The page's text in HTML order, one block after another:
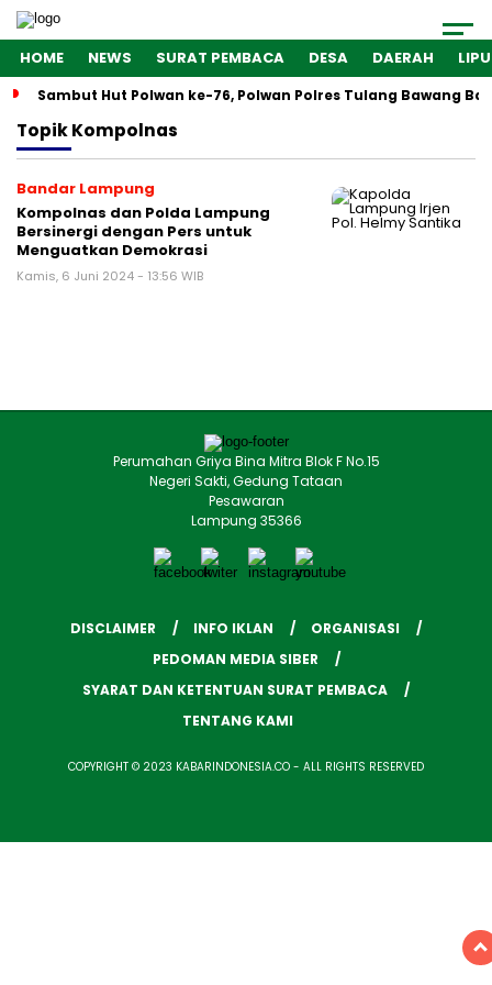
HOME NEWS SURAT PEMBACA DESA DAERAH
Sambut Hut Polwan ke-76, Polwan Polres Tulang Bawang
TopikKompolnas
Bandar Lampung
Kompolnas dan Polda Lampung
Bersinergi dengan Pers untuk
Menguatkan Demokrasi
Kamis, 6 Juni 2024 - 13:56 WIB
Perumahan Griya Bina Mitra Blok F No.15
Negeri Sakti, Gedung Tataan
Pesawaran
Lampung 35366
DISCLAIMER INFO IKLAN
ORGANISASI
PEDOMAN MEDIA SIBER
SYARAT DAN KETENTUAN SURAT PEMBACA
TENTANG KAMI
COPYRIGHT © 2023 KABARINDONESIA.CO - ALL RIGHTS RESERVED